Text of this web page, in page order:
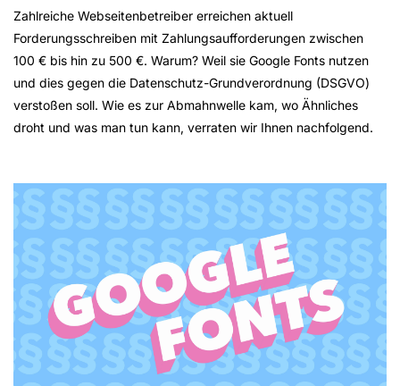
Zahlreiche Webseitenbetreiber erreichen aktuell
Forderungsschreiben mit Zahlungsaufforderungen zwischen
100 € bis hin zu 500 €. Warum? Weil sie Google Fonts nutzen
und dies gegen die Datenschutz-Grundverordnung (DSGVO)
verstoßen soll. Wie es zur Abmahnwelle kam, wo Ähnliches
droht und was man tun kann, verraten wir Ihnen nachfolgend.